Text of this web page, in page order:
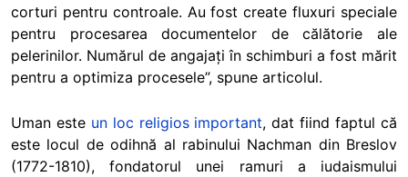
corturi pentru controale. Au fost create fluxuri speciale
pentru procesarea documentelor de călătorie ale
pelerinilor. Numărul de angajați în schimburi a fost mărit
pentru a optimiza procesele”, spune articolul.
Uman este un loc religios important, dat fiind faptul că
este locul de odihnă al rabinului Nachman din Breslov
(1772-1810), fondatorul unei ramuri a iudaismului